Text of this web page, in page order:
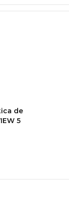
de
5